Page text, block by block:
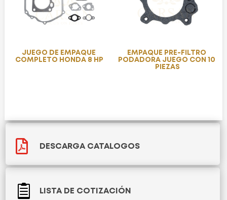
JUEGO DE EMPAQUE
COMPLETO HONDA 8 HP
EMPAQUE PRE-FILTRO
PODADORA JUEGO CON 10
PIEZAS
 DESCARGA CATALOGOS
 LISTA DE COTIZACIÓN